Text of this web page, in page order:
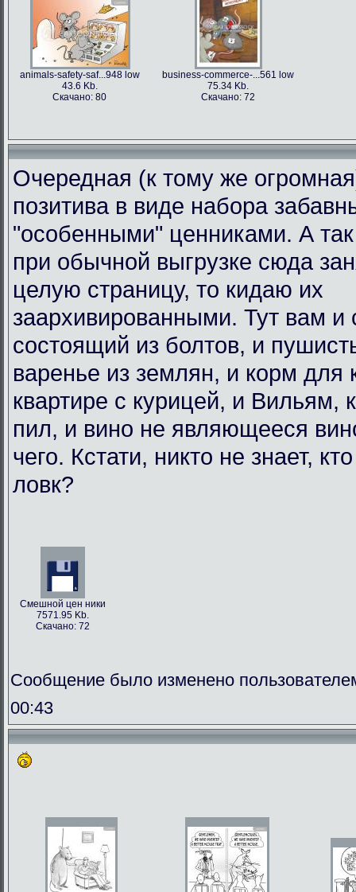
animals-safety-saf...948 low
43.6 Kb.
Скачано: 80
business-commerce-...561 low
75.34 Kb.
Скачано: 72
Очередная (к тому же
позитива в виде набора
"особенными" ценниками. А так
при обычной выгрузке сюда
целую страницу, то кидаю их
заархивированными. Тут вам и
состоящий из болтов, и
варенье из землян, и корм
квартире с курицей, и Вильям,
пил, и вино не являющееся
чего. Кстати, никто не знает,
ловк?
Смешной цен ники
7571.95 Kb.
Скачано: 72
Сообщение было изменено
00:43